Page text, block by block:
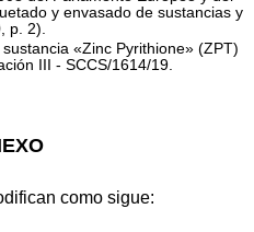
y envasado de sustancias y
p. 2).
«Zinc Pyrithione» (ZPT)
III - SCCS/1614/19.
como sigue: